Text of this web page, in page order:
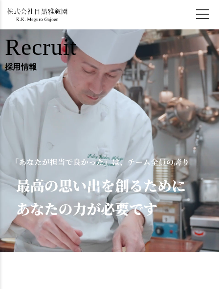
Recruit
採用情報